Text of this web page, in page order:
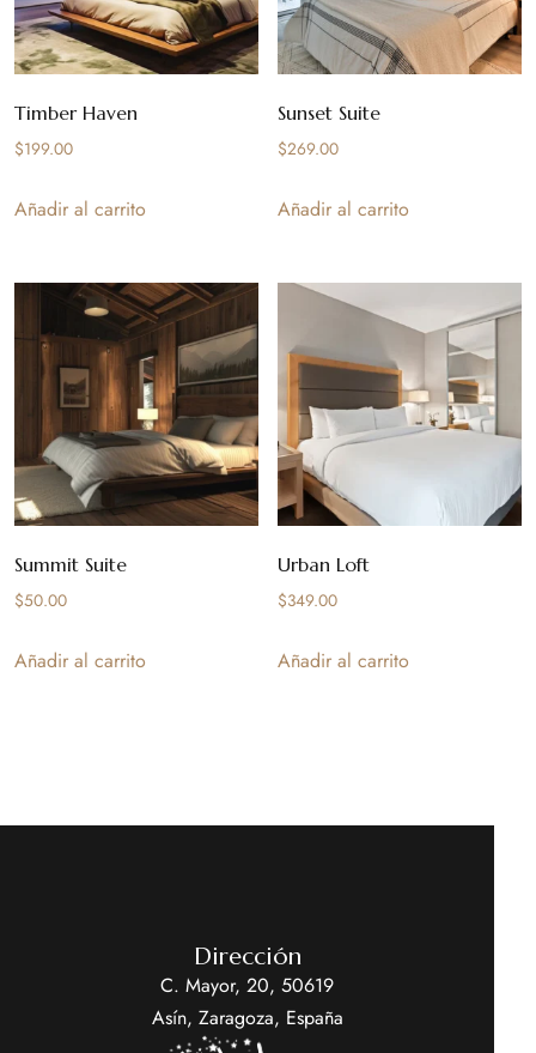
Timber Haven
$199.00
Añadir al carrito
Sunset Suite
$269.00
Añadir al carrito
Summit Suite
$50.00
Añadir al carrito
Urban Loft
$349.00
Añadir al carrito
Dirección
C. Mayor, 20, 50619
Asín, Zaragoza, España